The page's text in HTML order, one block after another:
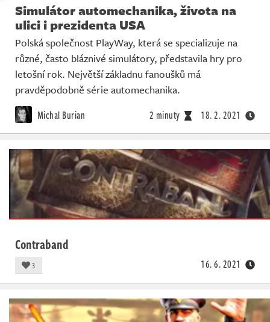
Simulátor automechanika, života na
ulici i prezidenta USA
Polská společnost PlayWay, která se specializuje na
různé, často bláznivé simulátory, představila hry pro
letošní rok. Největší základnu fanoušků má
pravděpodobně série automechanika.
Michal Burian 2 minuty 18. 2. 2021
Contraband
3 16. 6. 2021